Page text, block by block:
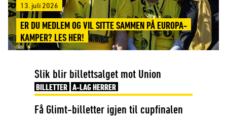
13. juli 2026
ER DU MEDLEM OG VIL SITTE SAMMEN PÅ EUROPA-
KAMPER? LES HER!
Slik blir billettsalget mot Union
BILLETTER A-LAG HERRER
Få Glimt-billetter igjen til cupfinalen